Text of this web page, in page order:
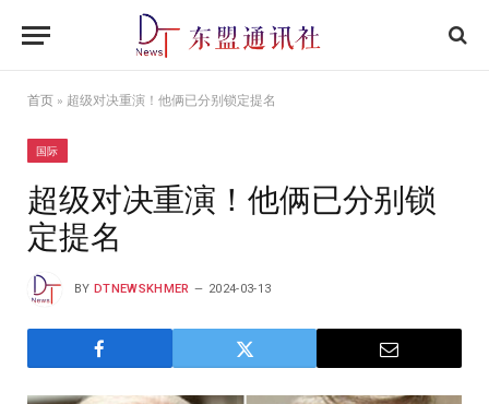
首页 » 超级对决重演！他俩已分别锁定提名
国际
超级对决重演！他俩已分别锁
定提名
BY DTNEWSKHMER 2024-03-13